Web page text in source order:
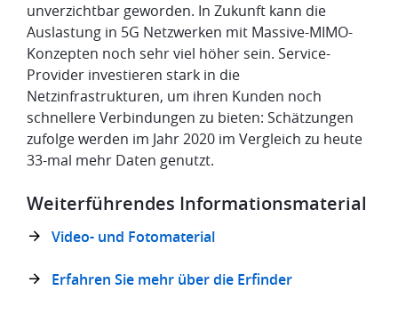
unverzichtbar geworden. In Zukunft kann die
Auslastung in 5G Netzwerken mit Massive-MIMO-
Konzepten noch sehr viel höher sein. Service-
Provider investieren stark in die
Netzinfrastrukturen, um ihren Kunden noch
schnellere Verbindungen zu bieten: Schätzungen
zufolge werden im Jahr 2020 im Vergleich zu heute
33-mal mehr Daten genutzt.
Weiterführendes Informationsmaterial
Video- und Fotomaterial
Erfahren Sie mehr über die Erfinder